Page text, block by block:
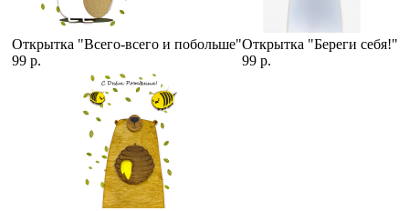
Открытка "Всего-всего и побольше"
99 р.
Открытка "Береги себя!"
99 р.